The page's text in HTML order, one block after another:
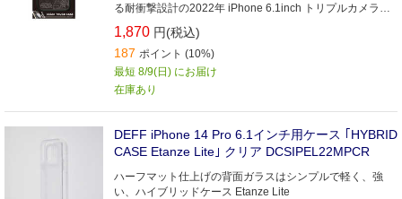
る耐衝撃設計の2022年 iPhone 6.1inch トリプルカメラ用
MagSafe充電器対応 クリアタフケース
1,870 円(税込)
187 ポイント (10%)
最短 8/9(日) にお届け
在庫あり
DEFF iPhone 14 Pro 6.1インチ用ケース ｢HYBRID
CASE Etanze Lite｣ クリア DCSIPEL22MPCR
ハーフマット仕上げの背面ガラスはシンプルで軽く、強
い、ハイブリッドケース Etanze Lite